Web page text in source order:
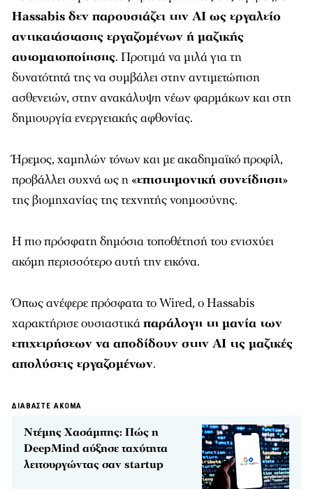
Hassabis δεν παρουσιάζει την AI ως εργαλείο
αντικατάστασης εργαζομένων ή μαζικής
αυτοματοποίησης. Προτιμά να μιλά για τη
δυνατότητά της να συμβάλει στην αντιμετώπιση
ασθενειών, στην ανακάλυψη νέων φαρμάκων και στη
δημιουργία ενεργειακής αφθονίας.
Ήρεμος, χαμηλών τόνων και με ακαδημαϊκό προφίλ,
προβάλλει συχνά ως η «επιστημονική συνείδηση»
της βιομηχανίας της τεχνητής νοημοσύνης.
Η πιο πρόσφατη δημόσια τοποθέτησή του ενισχύει
ακόμη περισσότερο αυτή την εικόνα.
Όπως ανέφερε πρόσφατα το Wired, ο Hassabis
χαρακτήρισε ουσιαστικάπαράλογη τη μανία των
επιχειρήσεων να αποδίδουν στην AI τις μαζικές
απολύσεις εργαζομένων.
ΔΙΑΒΑΣΤΕ ΑΚΟΜΑ
Ντέμης Χασάμπης: Πώς η
DeepMind αύξησε ταχύτητα
λειτουργώντας σαν startup